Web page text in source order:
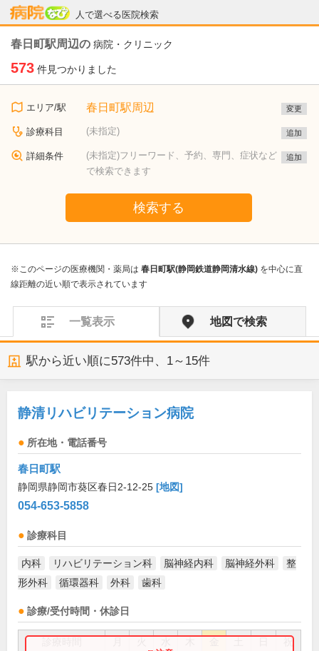
人で選べる医院検索
病院なび
春日町駅周辺の 病院・クリニック
573 件見つかりました
エリア/駅 春日町駅周辺 変更
診療科目 (未指定) 追加
詳細条件
(未指定)フリーワード、予約、専門、症状など
で検索できます
追加
検索する
※このページの医療機関・薬局は 春日町駅(静岡鉄道静岡清水線) を中心に直
線距離の近い順で表示されています
一覧表示 地図で検索
駅から近い順に573件中、 1～15件
静清リハビリテーション病院
所在地・電話番号
春日町駅
静岡県静岡市葵区春日2-12-25 [地図]
054-653-5858
診療科目
内科 リハビリテーション科 脳神経内科 脳神経外科
整
形外科
循環器科 外科 歯科
診療/受付時間・休診日
祝